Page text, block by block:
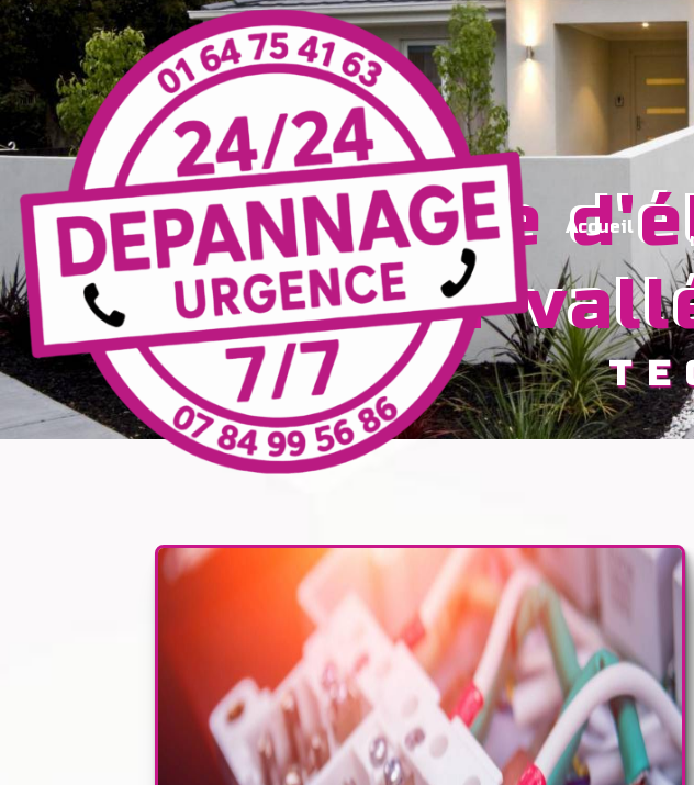
Accueil
entreprise d'électricité
Marne-la-
Panneau de gestion des cookies